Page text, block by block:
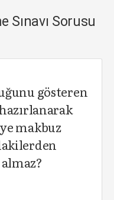
Sınavı Sorusu
gösteren
makbuz